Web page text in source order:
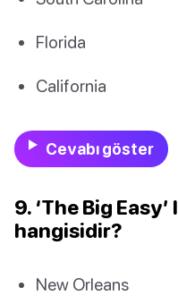
Florida
California
Cevabı göster
9. ‘The Big
hangisidir?
New Orleans